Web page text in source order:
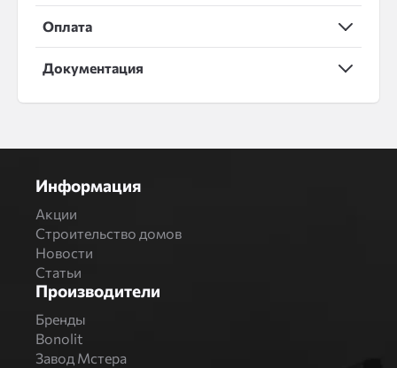
Оплата
Документация
Информация
Акции
Строительство домов
Новости
Статьи
Производители
Бренды
Bonolit
Завод Мстера